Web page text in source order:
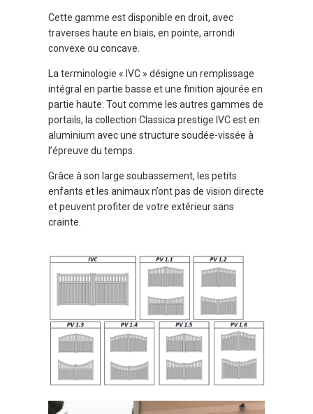
Cette gamme est disponible en droit, avec
traverses haute en biais, en pointe, arrondi
convexe ou concave.
La terminologie « IVC » désigne un remplissage
intégral en partie basse et une finition ajourée en
partie haute. Tout comme les autres gammes de
portails, la collection Classica prestige IVC est en
aluminium avec une structure soudée-vissée à
l’épreuve du temps.
Grâce à son large soubassement, les petits
enfants et les animaux n’ont pas de vision directe
et peuvent profiter de votre extérieur sans
crainte.